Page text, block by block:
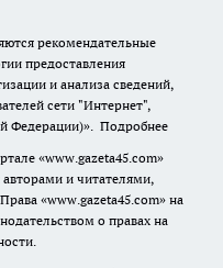
рекомендательные
предоставления
и анализа сведений,
сети "Интернет",
Федерации)». Подробнее
«www.gazeta45.com»
и читателями,
«www.gazeta45.com» на
о правах на